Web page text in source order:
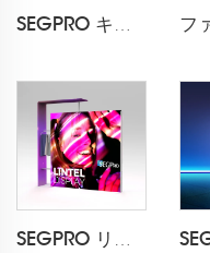
SEGPRO キャビネット & TV 3*6 ブース
SEGPRO リテールライトボックスブース